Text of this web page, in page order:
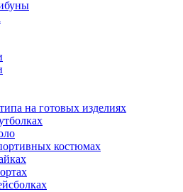
на готовых изделиях
костюмах